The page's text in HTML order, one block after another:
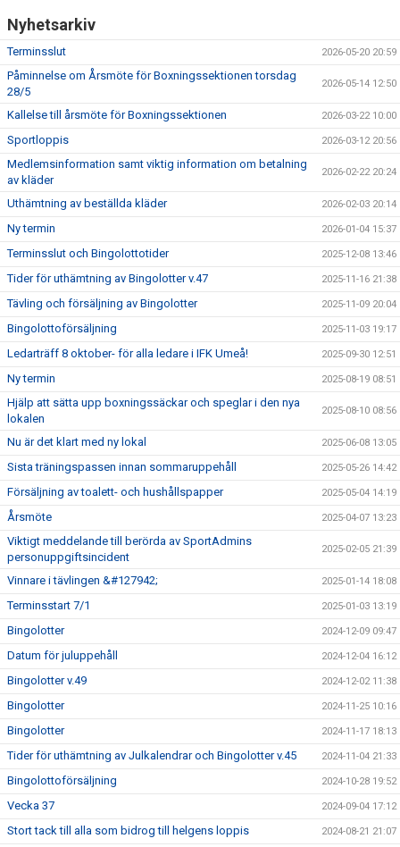
Nyhetsarkiv
Terminsslut 2026-05-20 20:59
Påminnelse om Årsmöte för Boxningssektionen torsdag
28/5
2026-05-14 12:50
Kallelse till årsmöte för Boxningssektionen 2026-03-22 10:00
Sportloppis 2026-03-12 20:56
Medlemsinformation samt viktig information om betalning
av kläder
2026-02-22 20:24
Uthämtning av beställda kläder 2026-02-03 20:14
Ny termin 2026-01-04 15:37
Terminsslut och Bingolottotider 2025-12-08 13:46
Tider för uthämtning av Bingolotter v.47 2025-11-16 21:38
Tävling och försäljning av Bingolotter 2025-11-09 20:04
Bingolottoförsäljning 2025-11-03 19:17
Ledarträff 8 oktober- för alla ledare i IFK Umeå! 2025-09-30 12:51
Ny termin 2025-08-19 08:51
Hjälp att sätta upp boxningssäckar och speglar i den nya
lokalen
2025-08-10 08:56
Nu är det klart med ny lokal 2025-06-08 13:05
Sista träningspassen innan sommaruppehåll 2025-05-26 14:42
Försäljning av toalett- och hushållspapper 2025-05-04 14:19
Årsmöte 2025-04-07 13:23
Viktigt meddelande till berörda av SportAdmins
personuppgiftsincident
2025-02-05 21:39
Vinnare i tävlingen &#127942; 2025-01-14 18:08
Terminsstart 7/1 2025-01-03 13:19
Bingolotter 2024-12-09 09:47
Datum för juluppehåll 2024-12-04 16:12
Bingolotter v.49 2024-12-02 11:38
Bingolotter 2024-11-25 10:16
Bingolotter 2024-11-17 18:13
Tider för uthämtning av Julkalendrar och Bingolotter v.45 2024-11-04 21:33
Bingolottoförsäljning 2024-10-28 19:52
Vecka 37 2024-09-04 17:12
Stort tack till alla som bidrog till helgens loppis 2024-08-21 21:07